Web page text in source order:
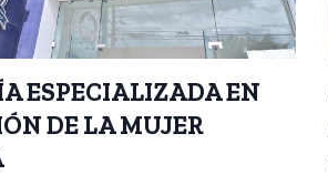
ESPECIALIZADA EN
DE LA MUJER